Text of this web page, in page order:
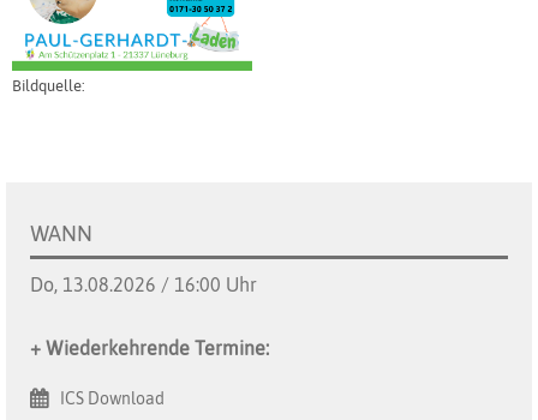
Bildquelle:
WANN
Do, 13.08.2026 / 16:00 Uhr
+ Wiederkehrende Termine:
ICS Download